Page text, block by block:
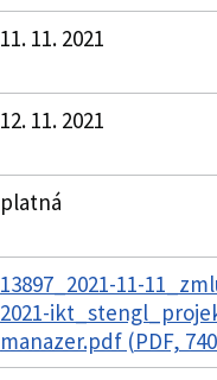
11. 11. 2021
12. 11. 2021
platná
13897_2021-11-
2021-
manazer.pdf (PDF,